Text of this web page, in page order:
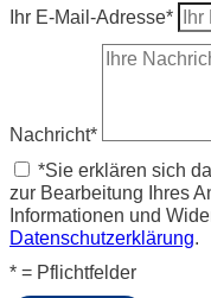
Ihr E-Mail-Adresse*
Nachricht*
*Sie erklären sich
zur Bearbeitung Ihres
Informationen und
Datenschutzerklärung.
* = Pflichtfelder